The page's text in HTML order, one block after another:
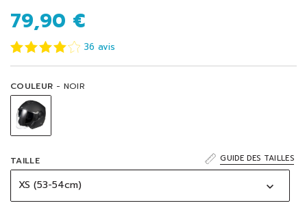
79,90 €
36 avis
COULEUR - NOIR
TAILLE GUIDE DES TAILLES
XS (53-54cm)